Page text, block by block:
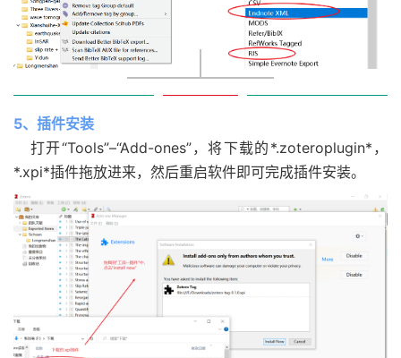
5、插件安装
打开“Tools”–“Add-ones”，将下载的*.zoteroplugin*，
*.xpi*插件拖放进来，然后重启软件即可完成插件安装。